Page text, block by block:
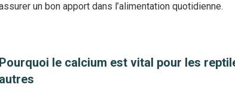
un bon apport dans l’alimentation quotidienne.
Pourquoi le calcium est vital pour les
autres